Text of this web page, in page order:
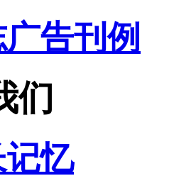
告刊例
们
忆